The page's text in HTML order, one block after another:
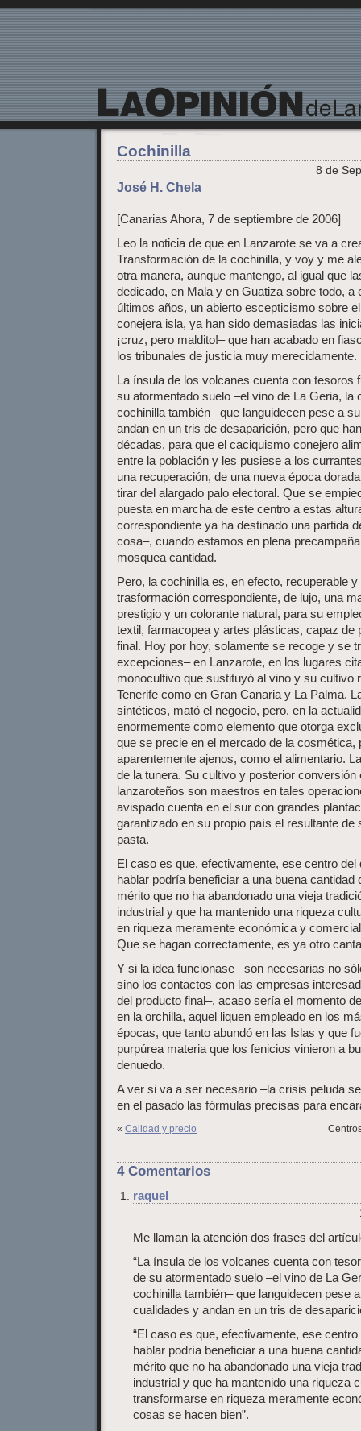
Cochinilla
8 de
José H. Chela
[Canarias Ahora, 7 de septiembre de 2006]
Leo la noticia de que en Lanzarote se va a
Transformación de la cochinilla, y voy y me
otra manera, aunque mantengo, al igual que
dedicado, en Mala y en Guatiza sobre todo, a
últimos años, un abierto escepticismo sobre
conejera isla, ya han sido demasiadas las
¡cruz, pero maldito!– que han acabado en
los tribunales de justicia muy merecidamente.
La ínsula de los volcanes cuenta con tesoros
su atormentado suelo –el vino de La Geria, la
cochinilla también– que languidecen pese a
andan en un tris de desaparición, pero que
décadas, para que el caciquismo conejero
entre la población y les pusiese a los
una recuperación, de una nueva época
tirar del alargado palo electoral. Que se
puesta en marcha de este centro a estas
correspondiente ya ha destinado una partida
cosa–, cuando estamos en plena
mosquea cantidad.
Pero, la cochinilla es, en efecto, recuperable
trasformación correspondiente, de lujo, una
prestigio y un colorante natural, para su
textil, farmacopea y artes plásticas, capaz de
final. Hoy por hoy, solamente se recoge y se
excepciones– en Lanzarote, en los lugares
monocultivo que sustituyó al vino y su cultivo
Tenerife como en Gran Canaria y La Palma.
sintéticos, mató el negocio, pero, en la
enormemente como elemento que otorga
que se precie en el mercado de la cosmética,
aparentemente ajenos, como el alimentario.
de la tunera. Su cultivo y posterior conversión
lanzaroteños son maestros en tales
avispado cuenta en el sur con grandes
garantizado en su propio país el resultante de
pasta.
El caso es que, efectivamente, ese centro
hablar podría beneficiar a una buena cantidad
mérito que no ha abandonado una vieja
industrial y que ha mantenido una riqueza
en riqueza meramente económica y
Que se hagan correctamente, es ya otro
Y si la idea funcionase –son necesarias no
sino los contactos con las empresas
del producto final–, acaso sería el momento
en la orchilla, aquel liquen empleado en los
épocas, que tanto abundó en las Islas y que
purpúrea materia que los fenicios vinieron a
denuedo.
A ver si va a ser necesario –la crisis peluda
en el pasado las fórmulas precisas para
« Calidad y precio
4 Comentarios
raquel
Me llaman la atención dos frases del
“La ínsula de los volcanes cuenta con
de su atormentado suelo –el vino de La
cochinilla también– que languidecen pese
cualidades y andan en un tris de
“El caso es que, efectivamente, ese
hablar podría beneficiar a una buena
mérito que no ha abandonado una vieja
industrial y que ha mantenido una riqueza
transformarse en riqueza meramente
cosas se hacen bien”.